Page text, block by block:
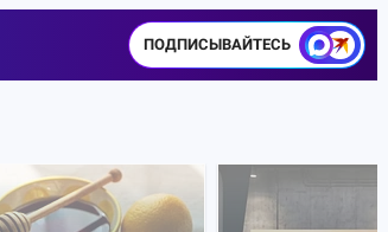
ПОДПИСЫВАЙТЕСЬ